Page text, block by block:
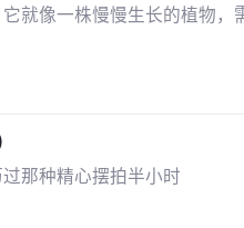
就像一株慢慢生长的植物
那种精心摆拍半小时